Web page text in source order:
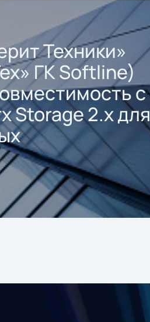
Техники»
ГК Softline)
с
Storage 2.x для